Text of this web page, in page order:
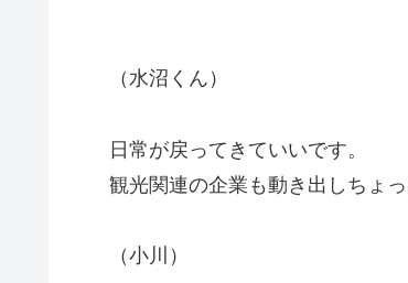
（水沼くん）
日常が戻ってきていいです。
観光関連の企業も動き出しちょ
（小川）